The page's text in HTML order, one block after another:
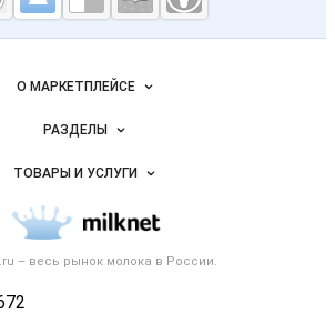
Молочная
промышленность
Milknet.ru
и контакты
– весь рынок молока в России.
О МАРКЕТПЛЕЙСЕ
Новости Milknet.ru
Размещение рекламы
Публичная оферта
Контактная информация
обработки персональных данных
РАЗДЕЛЫ
Объявления
Новости рынка
ТОВАРЫ И УСЛУГИ
Молочная продукция
Вторичное сырье
Оборудование